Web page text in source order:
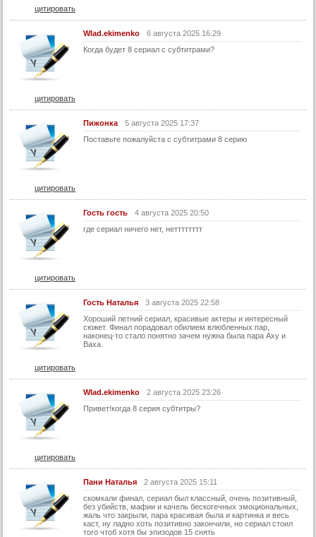
цитировать
Wlad.ekimenko
6 августа 2025 16:29
Когда будет 8 сериал с субтитрами?
цитировать
Пижонка
5 августа 2025 17:37
Поставьте пожалуйста с субтитрами 8 серию
цитировать
Гость гость
4 августа 2025 20:50
где сериал ничего нет, нетттттттт
цитировать
Гость Наталья
3 августа 2025 22:58
Хороший летний сериал, красивые актеры и интересный
сюжет. Финал порадовал обилием влюбленных пар,
наконец-то стало понятно зачем нужна была пара Аху и
Ваха.
цитировать
Wlad.ekimenko
2 августа 2025 23:26
Привет!когда 8 серия субтитры?
цитировать
Пани Наталья
2 августа 2025 15:11
скомкали финал, сериал был классный, очень позитивный,
без убийств, мафии и качель бескогечных эмоциональных,
жаль что закрыли, пара красивая была и картинка и весь
каст, ну ладно хоть позитивно закончили, но сериал стоил
того чтоб хотя бы эпизодов 15 снять